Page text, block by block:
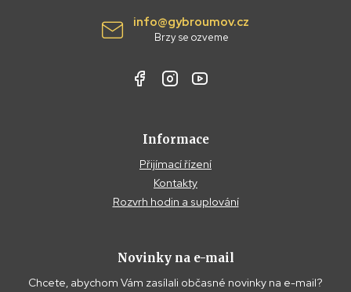
info@gybroumov.cz
Brzy se ozveme
Informace
Přijímací řízení
Kontakty
Rozvrh hodin a suplování
Novinky na e-mail
Chcete, abychom Vám zasílali občasné novinky na e-mail?